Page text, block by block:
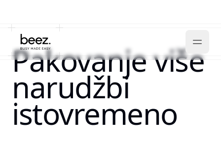
Pakovanje više
narudžbi
istovremeno